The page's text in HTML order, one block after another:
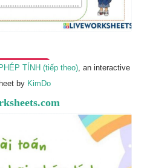
TÍNH (tiếp theo), an interactive
by KimDo